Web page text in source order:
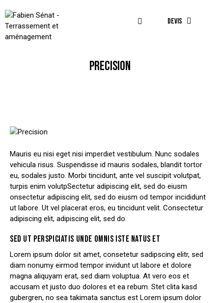
DEVIS
PRECISION
Mauris eu nisi eget nisi imperdiet vestibulum. Nunc sodales
vehicula risus. Suspendisse id mauris sodales, blandit tortor
eu, sodales justo. Morbi tincidunt, ante vel suscipit volutpat,
turpis enim volutpSectetur adipiscing elit, sed do eiusm
onsectetur adipiscing elit, sed do eiusm od tempor incididunt
ut labore. Ut vel placerat eros, eu tincidunt velit. Consectetur
adipiscing elit, adipiscing elit, sed do.
SED UT PERSPICIATIS UNDE OMNIS ISTE NATUS ET
Lorem ipsum dolor sit amet, consetetur sadipscing elitr, sed
diam nonumy eirmod tempor invidunt ut labore et dolore
magna aliquyam erat, sed diam voluptua. At vero eos et
accusam et justo duo dolores et ea rebum. Stet clita kasd
gubergren, no sea takimata sanctus est Lorem ipsum dolor